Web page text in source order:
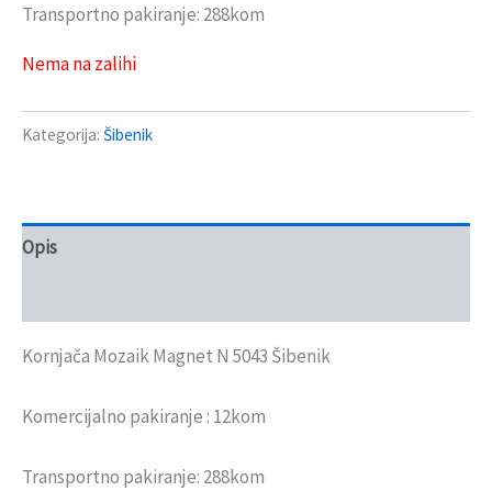
Transportno pakiranje: 288kom
Nema na zalihi
Kategorija: Šibenik
Opis
Kornjača Mozaik Magnet N 5043 Šibenik
Komercijalno pakiranje : 12kom
Transportno pakiranje: 288kom